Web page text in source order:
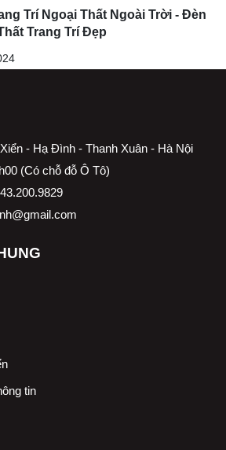
Trí Ngoại Thất Ngoài Trời - Đèn
Trang Trí Đẹp
- Hạ Đình - Thanh Xuân - Hà Nội
(Có chỗ đỗ Ô Tô)
tin